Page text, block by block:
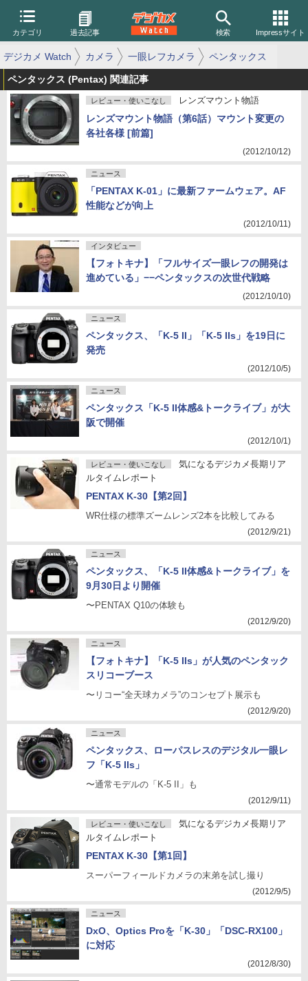
カテゴリ 過去記事 検索 Impressサイト
デジカメ Watch カメラ 一眼レフカメラ ペンタックス
ペンタックス (Pentax) 関連記事
レビュー・使いこなし レンズマウント物語
レンズマウント物語（第6話）マウント変更の
各社各様 [前篇]
(2012/10/12)
ニュース
「PENTAX K-01」に最新ファームウェア。AF
性能などが向上
(2012/10/11)
インタビュー
【フォトキナ】「フルサイズ一眼レフの開発は
進めている」−−ペンタックスの次世代戦略
(2012/10/10)
ニュース
ペンタックス、「K-5 II」「K-5 IIs」を19日に
発売
(2012/10/5)
ニュース
ペンタックス「K-5 II体感&トークライブ」が大
阪で開催
(2012/10/1)
レビュー・使いこなし
気になるデジカメ長期リア
ルタイムレポート
PENTAX K-30【第2回】
WR仕様の標準ズームレンズ2本を比較してみる
(2012/9/21)
ニュース
ペンタックス、「K-5 II体感&トークライブ」を
9月30日より開催
〜PENTAX Q10の体験も
(2012/9/20)
ニュース
【フォトキナ】「K-5 IIs」が人気のペンタック
スリコーブース
〜リコー“全天球カメラ”のコンセプト展示も
(2012/9/20)
ニュース
ペンタックス、ローパスレスのデジタル一眼レ
フ「K-5 IIs」
〜通常モデルの「K-5 II」も
(2012/9/11)
レビュー・使いこなし
気になるデジカメ長期リア
ルタイムレポート
PENTAX K-30【第1回】
スーパーフィールドカメラの末弟を試し撮り
(2012/9/5)
ニュース
DxO、Optics Proを「K-30」「DSC-RX100」
に対応
(2012/8/30)